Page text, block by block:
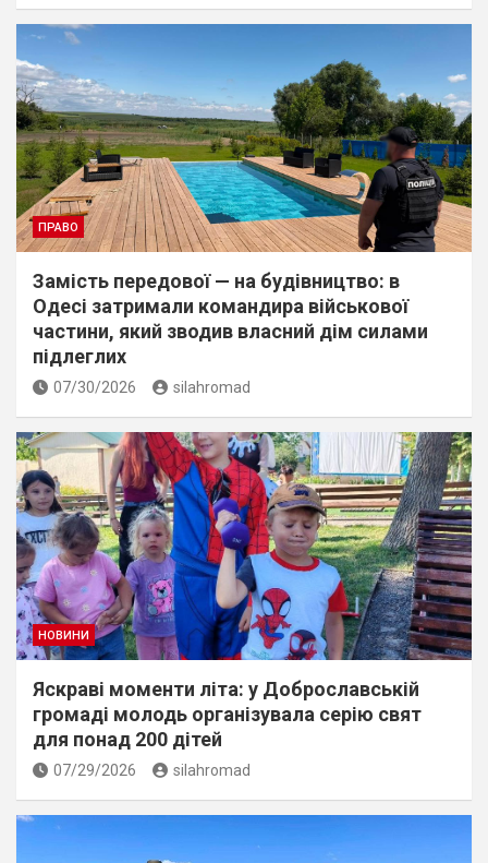
ПРАВО
Замість передової — на будівництво: в
Одесі затримали командира військової
частини, який зводив власний дім силами
підлеглих
07/30/2026 silahromad
НОВИНИ
Яскраві моменти літа: у Доброславській
громаді молодь організувала серію свят
для понад 200 дітей
07/29/2026 silahromad